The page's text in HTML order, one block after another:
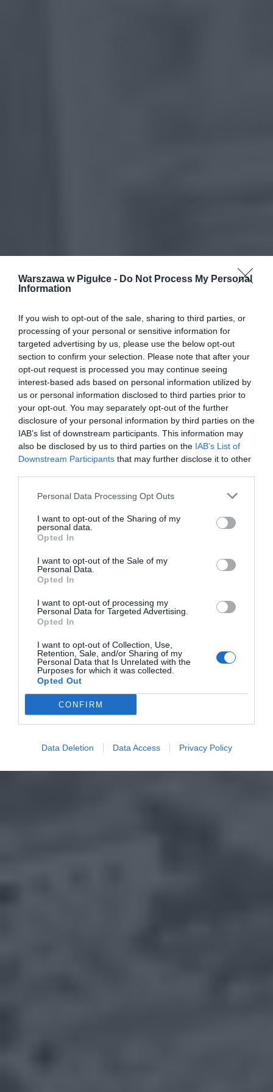
Warszawa w Pigułce - Do Not Process My Personal
Information
If you wish to opt-out of the sale, sharing to third parties, or
processing of your personal or sensitive information for
targeted advertising by us, please use the below opt-out
section to confirm your selection. Please note that after your
opt-out request is processed you may continue seeing
interest-based ads based on personal information utilized by
us or personal information disclosed to third parties prior to
your opt-out. You may separately opt-out of the further
disclosure of your personal information by third parties on the
IAB’s list of downstream participants. This information may
also be disclosed by us to third parties on the IAB’s List of
Downstream Participants that may further disclose it to other
Personal Data Processing Opt Outs
I want to opt-out of the Sharing of my
personal data.
Opted In
I want to opt-out of the Sale of my
Personal Data.
Opted In
I want to opt-out of processing my
Personal Data for Targeted Advertising.
Opted In
I want to opt-out of Collection, Use,
Retention, Sale, and/or Sharing of my
Personal Data that Is Unrelated with the
Purposes for which it was collected.
Opted Out
CONFIRM
Data Deletion Data Access Privacy Policy